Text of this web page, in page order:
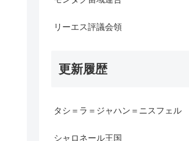
リーエス評議会領
更新履歴
タシ＝ラ＝ジャハン＝ニスフェル
シャロネール王国